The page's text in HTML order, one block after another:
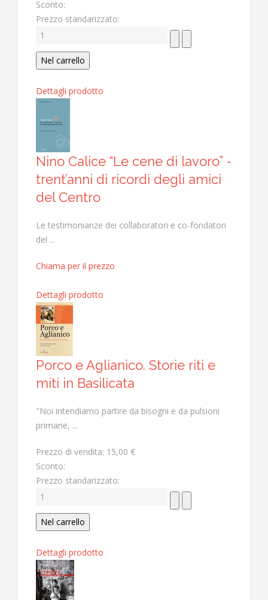
Sconto:
Prezzo standarizzato:
Dettagli prodotto
Nino Calice “Le cene di lavoro” -
trent’anni di ricordi degli amici
del Centro
Le testimonianze dei collaboratori e co-fondatori
del ...
Chiama per il prezzo
Dettagli prodotto
Porco e Aglianico. Storie riti e
miti in Basilicata
"Noi intendiamo partire da bisogni e da pulsioni
primarie, ...
Prezzo di vendita: 15,00 €
Sconto:
Prezzo standarizzato:
Dettagli prodotto